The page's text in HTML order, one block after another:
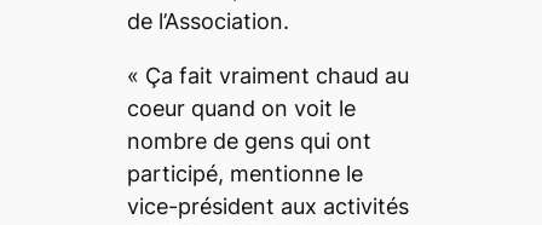
de l’Association.
« Ça fait vraiment chaud au
coeur quand on voit le
nombre de gens qui ont
participé, mentionne le
vice-président aux activités